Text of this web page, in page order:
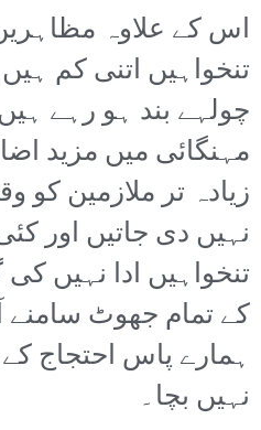
اس کے علاوہ مظاہرین
تنخواہیں اتنی کم
چولہے بند ہو رہے
مہنگائی میں مزید
زیادہ تر ملازمین کو
نہیں دی جاتیں اور
تنخواہیں ادا نہیں
کے تمام جھوٹ سامنے
ہمارے پاس احتجاج
نہیں بچا۔